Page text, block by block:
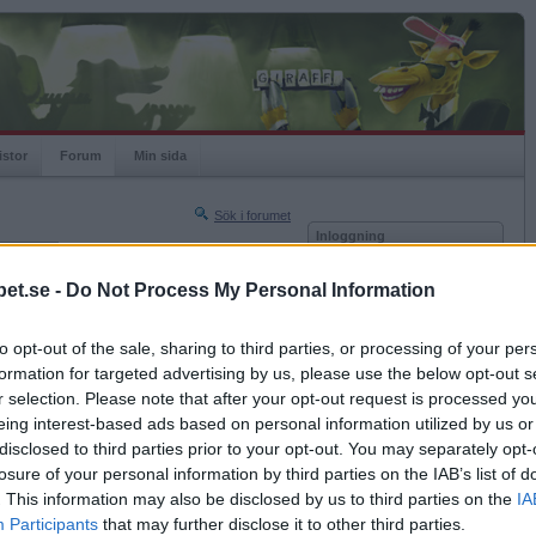
- Do Not Process My Personal Information
opt-out of the sale, sharing to third parties, or processing of your
for targeted advertising by us, please use the below opt-out
selection. Please note that after your opt-out request is processed
interest-based ads based on personal information utilized by us
to third parties prior to your opt-out. You may separately
of your personal information by third parties on the IAB’s list of
This information may also be disclosed by us to third parties on the
Participants that may further disclose it to other third parties.
Forum Min sida
Sök i forumet
Nästa sida »
2024-05-15 20:45
Inloggning
Kom ihåg mig
Glömt ditt lösenord?
Få ny aktiveringslänk
Betapet är gratis!